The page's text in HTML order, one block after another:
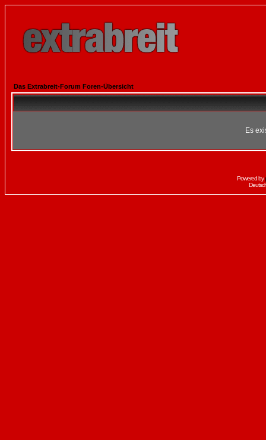
Das Extrabreit-Forum Foren-Übersicht
Es
Powered by